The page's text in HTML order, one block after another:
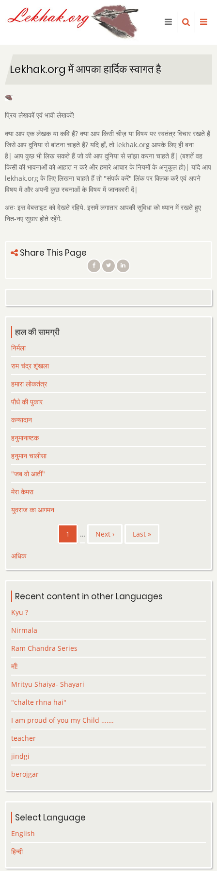
Lekhak.org में आपका हार्दिक स्वागत है
प्रिय लेखकों एवं भावी लेखकों!
क्या आप एक लेखक या कवि हैं? क्या आप किसी चीज़ या विषय पर स्वतंत्र विचार रखते हैं
जिसे आप दुनिया से बांटना चाहते हैं? यदि हाँ, तो lekhak.org आपके लिए ही बना
है| आप कुछ भी लिख सकते हैं जो की आप दुनिया से सांझा करना चाहते हैं| (बशर्ते वह
किसी की भावनाओं को आहात न करे और हमारे आचार के नियमों के अनुकूल हो)| यदि आप
lekhak.org के लिए लिखना चाहते हैं तो "संपर्क करें" लिंक पर क्लिक करें एवं अपने
विषय में और अपनी कुछ रचनाओं के विषय में जानकारी दें|
अतः इस वेबसाइट को देखते रहिये. इसमें लगातार आपकी सुविधा को ध्यान में रखते हुए
नित-नए सुधार होते रहेंगे.
Share This Page
हाल की सामग्री
निर्मला
राम चंद्र शृंखला
हमारा लोकतंत्र
पौधे की पुकार
कन्यादान
हनुमानाष्टक
हनुमान चालीसा
"जब वो आतीं"
मेरा केमरा
युवराज का आगमन
PaginationCurrent
page
1 …
Next
Next ›
Last
Last »
अधिक
Recent content in other Languages
Kyu ?
Nirmala
Ram Chandra Series
माँ!
Mrityu Shaiya- Shayari
"chalte rhna hai"
I am proud of you my Child …….
teacher
jindgi
berojgar
Select Language
English
हिन्दी